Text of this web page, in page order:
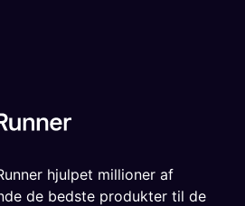
hjulpet millioner af
de bedste produkter til de